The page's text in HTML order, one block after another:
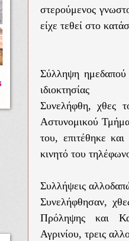
στερούμενος
είχε τεθεί στο
Σύλληψη ημεδαπού
ιδιοκτησίας
Συνελήφθη, χθες
Αστυνομικού
του, επιτέθηκε
κινητό του
Συλλήψεις
Συνελήφθησαν,
Πρόληψης και
Αγρινίου, τρεις